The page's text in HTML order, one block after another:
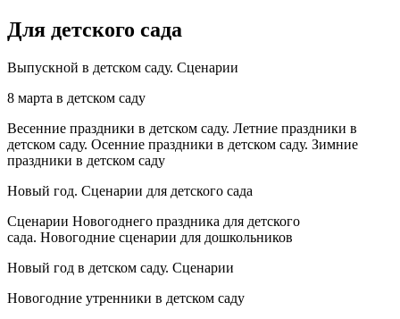
Для детского сада
Выпускной в детском саду. Сценарии
8 марта в детском саду
Весенние праздники в детском саду. Летние праздники в
детском саду. Осенние праздники в детском саду. Зимние
праздники в детском саду
Новый год. Сценарии для детского сада
Сценарии Новогоднего праздника для детского
сада. Новогодние сценарии для дошкольников
Новый год в детском саду. Сценарии
Новогодние утренники в детском саду